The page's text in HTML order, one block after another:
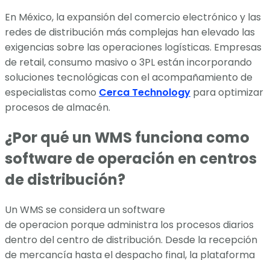
En México, la expansión del comercio electrónico y las
redes de distribución más complejas han elevado las
exigencias sobre las operaciones logísticas. Empresas
de retail, consumo masivo o 3PL están incorporando
soluciones tecnológicas con el acompañamiento de
especialistas como Cerca Technology para optimizar
procesos de almacén.
¿Por qué un WMS funciona como
software de operación en centros
de distribución?
Un WMS se considera un software
de operacion porque administra los procesos diarios
dentro del centro de distribución. Desde la recepción
de mercancía hasta el despacho final, la plataforma